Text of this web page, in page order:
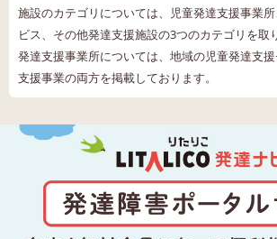
施設のカテゴリについては、児童発達支援事業
ビス、その他発達支援施設の3つのカテゴリを取
発達支援事業所については、地域の児童発達支
支援事業の両方を掲載しております。